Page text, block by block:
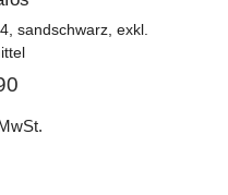
sandschwarz, exkl.